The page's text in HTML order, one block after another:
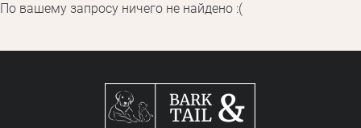
ОТ ЖАРЫ
АКЦИИ
ДЛЯ КОТОВ
По вашему запросу ничего не найдено :(